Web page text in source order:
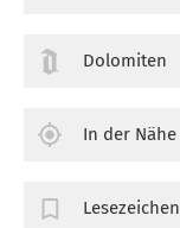
Dolomiten
In der Nähe
Lesezeichen